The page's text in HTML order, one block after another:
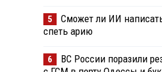
5
Сможет ли ИИ
спеть арию
6
ВС России поразили